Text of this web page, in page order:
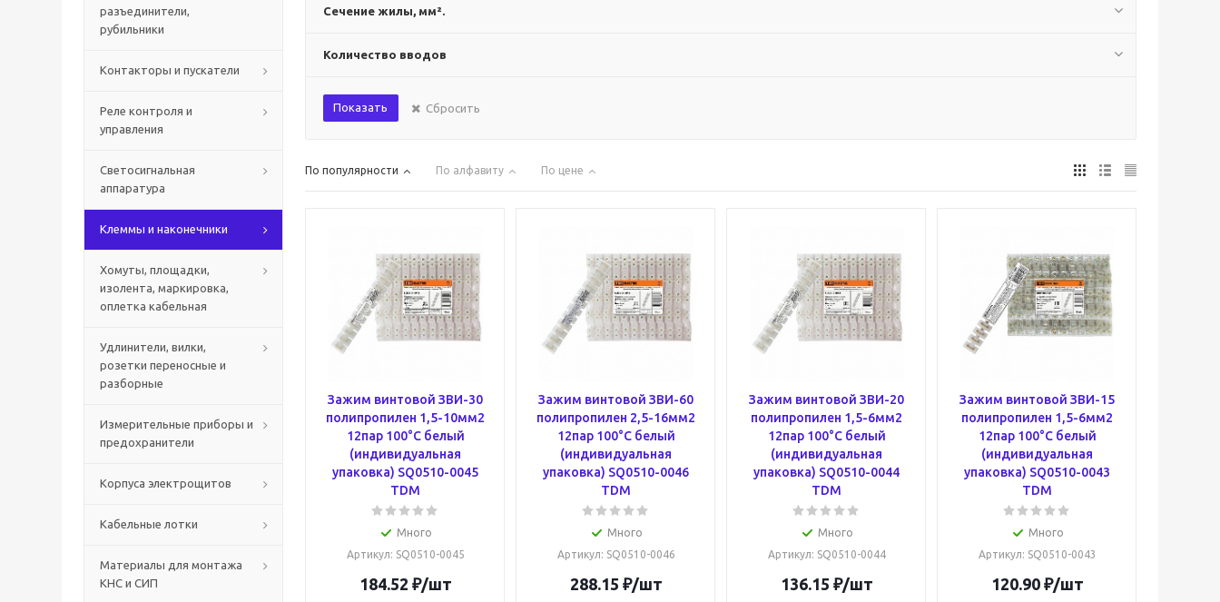
разъединители,
рубильники
Контакторы и пускатели
Реле контроля и
управления
Светосигнальная
аппаратура
Клеммы и наконечники
Хомуты, площадки,
изолента, маркировка,
оплетка кабельная
Удлинители, вилки,
розетки переносные и
разборные
Измерительные приборы и
предохранители
Корпуса электрощитов
Кабельные лотки
Материалы для монтажа
КНС и СИП
Сечение жилы, мм².
Количество вводов
Показать Сбросить
По популярности По алфавиту По цене
Зажим винтовой ЗВИ-30
полипропилен 1,5-10мм2
12пар 100°С белый
(индивидуальная
упаковка) SQ0510-0045
TDM
Много
Артикул: SQ0510-0045
184.52 ₽/шт
Зажим винтовой ЗВИ-60
полипропилен 2,5-16мм2
12пар 100°С белый
(индивидуальная
упаковка) SQ0510-0046
TDM
Много
Артикул: SQ0510-0046
288.15 ₽/шт
Зажим винтовой ЗВИ-20
полипропилен 1,5-6мм2
12пар 100°С белый
(индивидуальная
упаковка) SQ0510-0044
TDM
Много
Артикул: SQ0510-0044
136.15 ₽/шт
Зажим винтовой ЗВИ-15
полипропилен 1,5-6мм2
12пар 100°С белый
(индивидуальная
упаковка) SQ0510-0043
TDM
Много
Артикул: SQ0510-0043
120.90₽/шт